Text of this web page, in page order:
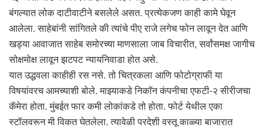
बंगल्यात लोक दाटीवाटीने बसलेले असत. प्रत्येकजण काही कामे घेवून
आलेला. साहेबांनी सांगितले की त्यांचे पीए राजे लगेच फोन लावून देत आणि
खड्या आवाजात साहेब समोरच्या माणसाला जाब विचारीत, सर्वांसमक्ष जागीच
सोक्षमोक्ष लावून झटपट न्यायनिवाडा होत असे.
यात उद्धवला काहीही रस नसे. तो चित्रकला आणि फोटोग्राफी या
विषयांवरच आमच्याशी बोले. माझ्याकडे निकॉन कंपनीचा एफटी-२ सीरीजचा
कॅमेरा होता. मुंबईत फार कमी लोकांकडे तो होता. फोर्ट येथील एका
स्टॉलवरून मी विकत घेतलेला. त्यावेळी परदेशी वस्तू काळ्या बाजारात